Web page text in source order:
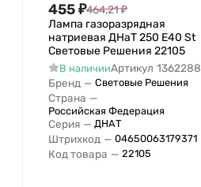
455₽464,21₽
Лампа газоразрядная
натриевая ДНаТ 250 E40 St
Световые Решения 22105
В наличииАртикул 1362288
Бренд — Световые Решения
Страна —
Российская Федерация
Серия — ДНАТ
Штрихкод — 04650063179371
Код товара — 22105